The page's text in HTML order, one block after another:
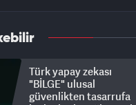
Türk yapay zekası
"BİLGE" ulusal
güvenlikten tasarrufa